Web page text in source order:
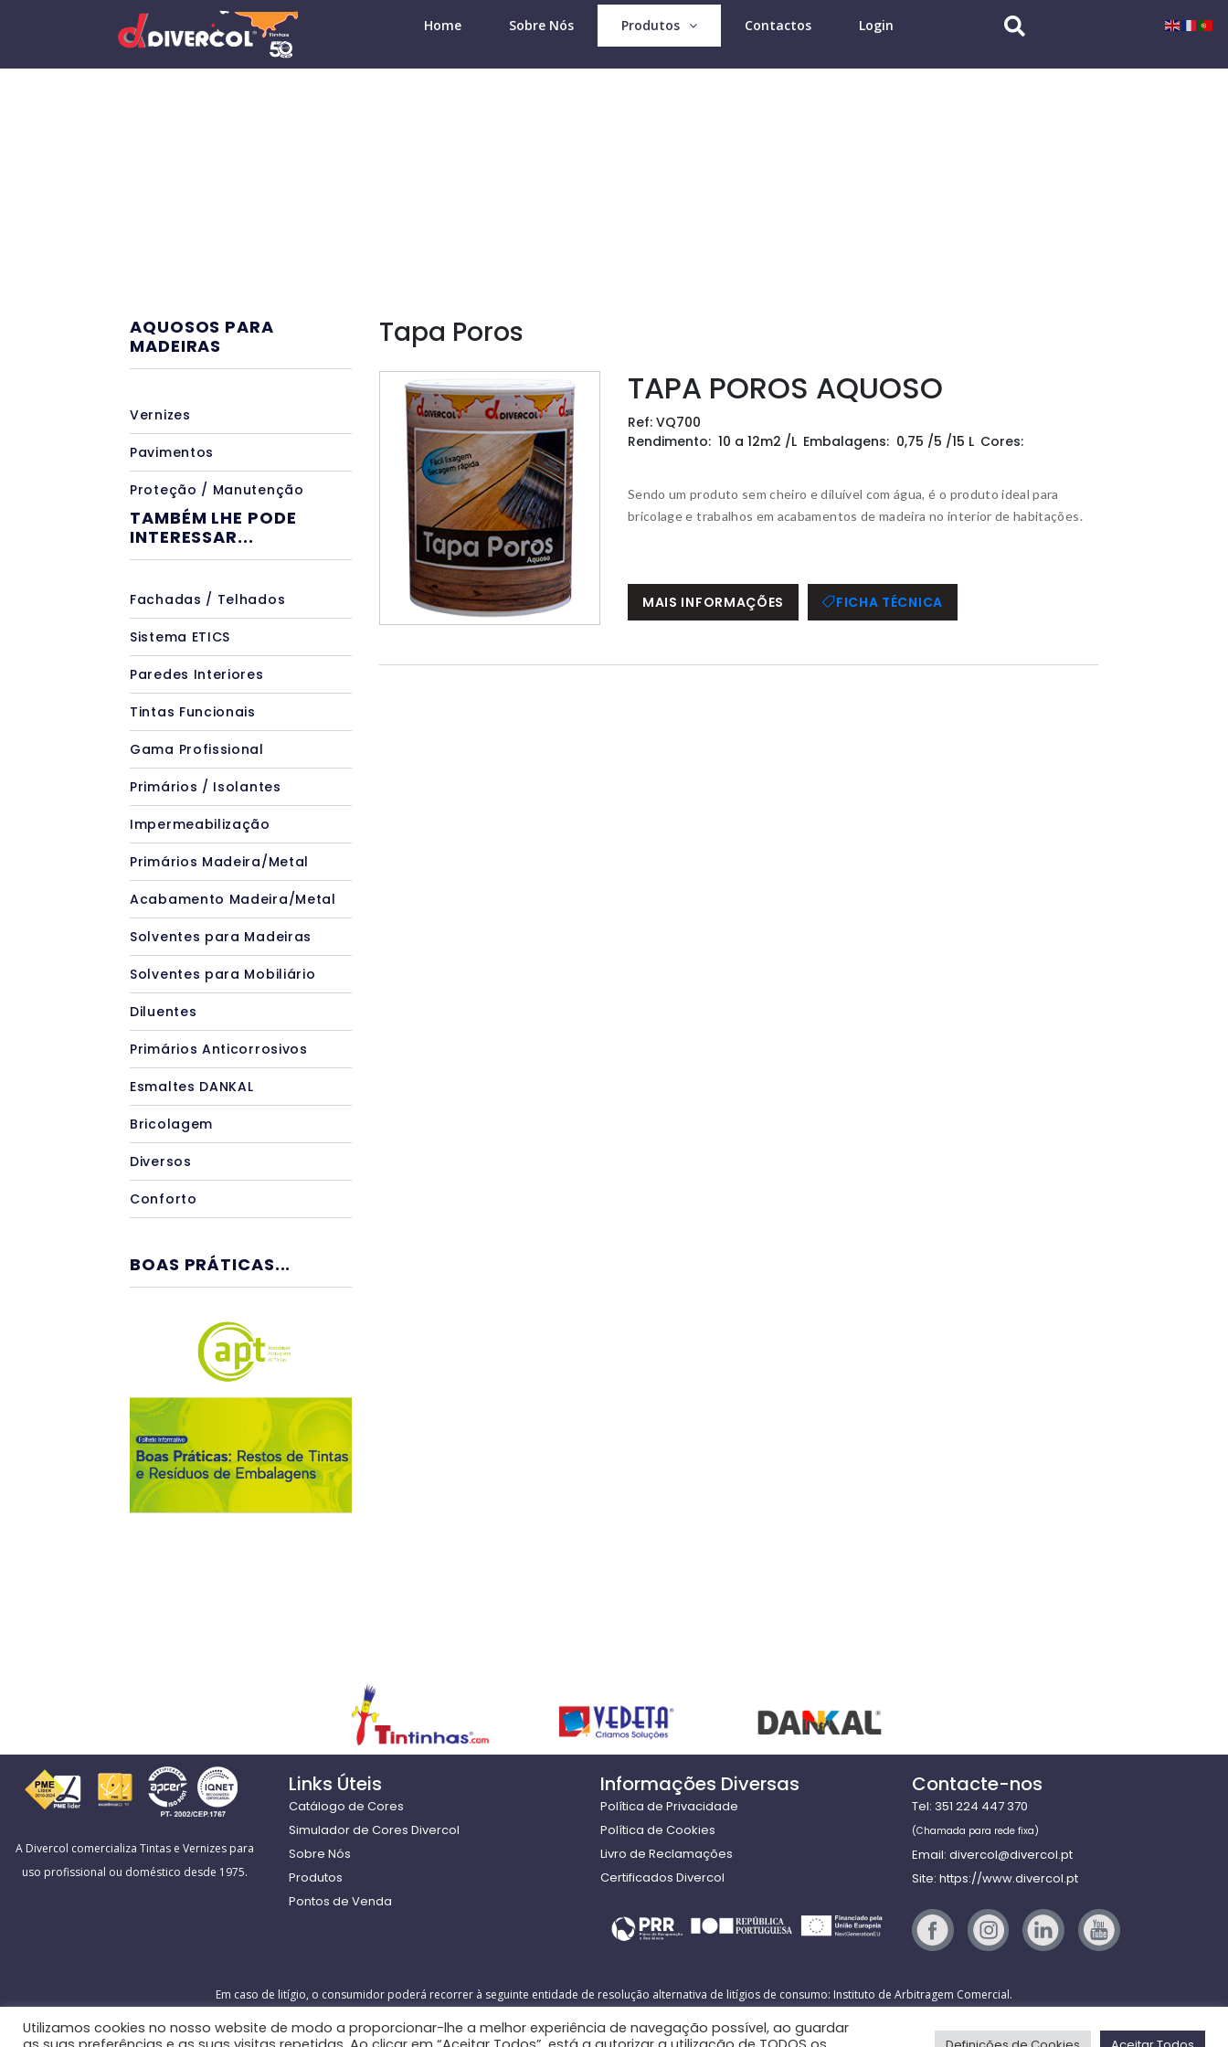
Home Sobre Nós Produtos Contactos Login
Tapa Poros
TAPA POROS AQUOSO
Ref: VQ700
Rendimento: 10 a 12m2 /L Embalagens: 0,75 /5 /15 L Cores:
Sendo um produto sem cheiro e diluí­vel com água, é o produto ideal para
bricolage e trabalhos em acabamentos de madeira no interior de habitações.
MAIS INFORMAÇÕES FICHA TÉCNICA
AQUOSOS PARA
MADEIRAS
Vernizes
Pavimentos
Proteção / Manutenção
TAMBÉM LHE PODE
INTERESSAR...
Fachadas / Telhados
Sistema ETICS
Paredes Interiores
Tintas Funcionais
Gama Profissional
Primários / Isolantes
Impermeabilização
Primários Madeira/Metal
Acabamento Madeira/Metal
Solventes para Madeiras
Solventes para Mobiliário
Diluentes
Primários Anticorrosivos
Esmaltes DANKAL
Bricolagem
Diversos
Conforto
BOAS PRÁTICAS...
A Divercol comercializa Tintas e Vernizes para
uso profissional ou doméstico desde 1975.
Links Úteis
Catálogo de Cores
Simulador de Cores Divercol
Sobre Nós
Produtos
Pontos de Venda
Informações Diversas
Política de Privacidade
Política de Cookies
Livro de Reclamações
Certificados Divercol
Contacte-nos
Tel: 351 224 447 370
(Chamada para rede fixa)
Email: divercol@divercol.pt
Site: https://www.divercol.pt
Em caso de litígio, o consumidor poderá recorrer à seguinte entidade de resolução alternativa de litígios de consumo: Instituto de Arbitragem Comercial.
Utilizamos cookies no nosso website de modo a proporcionar-lhe a melhor experiência de navegação possível, ao guardar